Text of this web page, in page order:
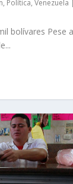
, Política, Venezuela |
bolívares Pese